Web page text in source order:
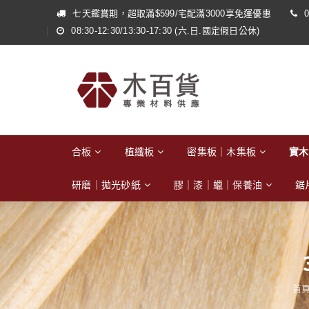
七天鑑賞期，超取滿$599/宅配滿3000享免運優惠
08:30-12:30/13:30-17:30 (六.日.國定假日公休)
合板 植纖板 密集板｜木集板 實
研磨｜拋光砂紙 膠｜漆｜蠟｜保養油 鋸
首